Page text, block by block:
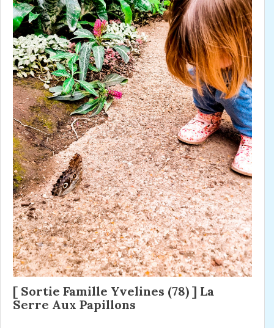
[ Sortie Famille Yvelines (78) ] La
Serre Aux Papillons